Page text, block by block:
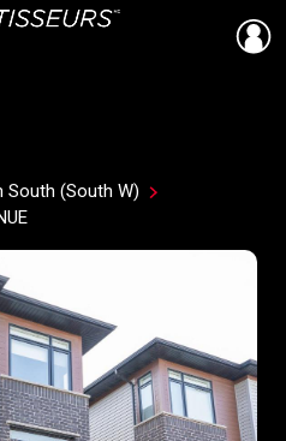
South (South W)